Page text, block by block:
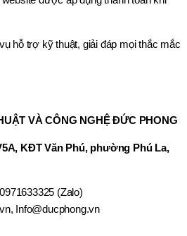
hỗ trợ kỹ thuật, giải đáp mọi thắc mắc
VÀ CÔNG NGHỆ ĐỨC PHONG
KĐT Văn Phú, phường Phú La,
(Zalo)
Info@ducphong.vn